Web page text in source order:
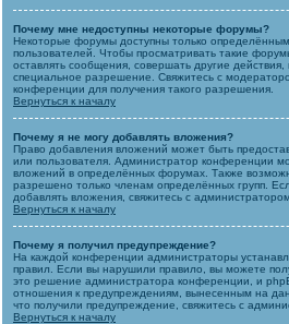
Почему мне недоступны некоторые форумы?
Некоторые форумы доступны только
пользователей. Чтобы просматривать такие
оставлять сообщения, совершать другие
специальное разрешение. Свяжитесь с
конференции для получения такого разрешения.
Вернуться к началу
Почему я не могу добавлять вложения?
Право добавления вложений может быть
или пользователя. Администратор конференции
вложений в определённых форумах. Также
разрешено только членам определённых групп.
добавлять вложения, свяжитесь с
Вернуться к началу
Почему я получил предупреждение?
На каждой конференции администраторы
правил. Если вы нарушили правило, вы можете
это решение администратора конференции, и
отношения к предупреждениям, вынесенным на
что получили предупреждение, свяжитесь с
Вернуться к началу